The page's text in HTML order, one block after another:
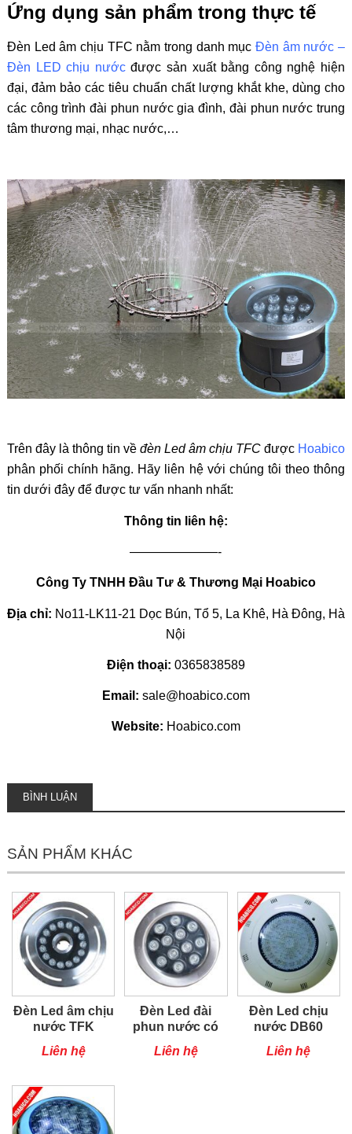
Ứng dụng sản phẩm trong thực tế
Đèn Led âm chịu TFC nằm trong danh mụcĐèn âm nước –
Đèn LED chịu nướcđược sản xuất bằng công nghệ hiện
đại, đảm bảo các tiêu chuẩn chất lượng khắt khe, dùng cho
các công trình đài phun nước gia đình, đài phun nước trung
tâm thương mại, nhạc nước,…
Trên đây là thông tin về đèn Led âm chịu TFC được Hoabico
phân phối chính hãng. Hãy liên hệ với chúng tôi theo thông
tin dưới đây để được tư vấn nhanh nhất:
Thông tin liên hệ:
———————-
Công Ty TNHH Đầu Tư & Thương Mại Hoabico
Địa chỉ: No11-LK11-21 Dọc Bún, Tổ 5, La Khê, Hà Đông, Hà
Nội
Điện thoại: 0365838589
Email: sale@hoabico.com
Website: Hoabico.com
BÌNH LUẬN
SẢN PHẨM KHÁC
Đèn Led âm chịu
nước TFK
Liên hệ
Đèn Led đài
phun nước có
đế TFM
Liên hệ
Đèn Led chịu
nước DB60
Liên hệ